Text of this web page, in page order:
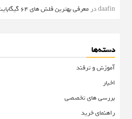
daafinدرمعرفی بهترین فلش های 64 گیگابایت با سرعت بالا
دسته‌ها
آموزش و ترفند
اخبار
بررسی های تخصصی
راهنمای خرید